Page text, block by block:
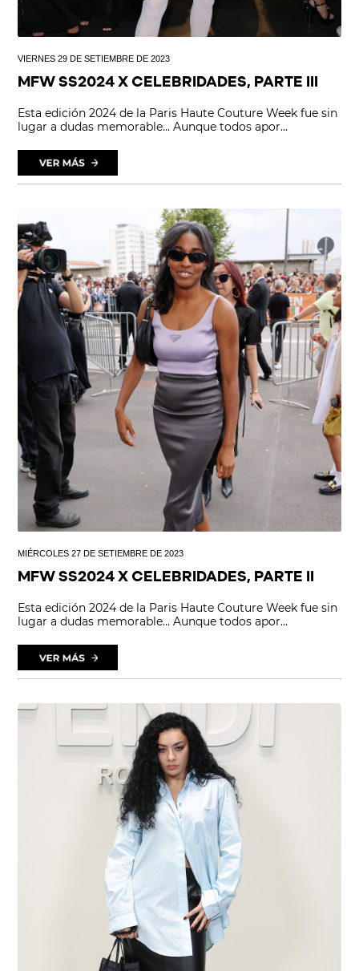
VIERNES 29 DE SETIEMBRE DE 2023
MFW SS2024 X CELEBRIDADES, PARTE III
Esta edición 2024 de la Paris Haute Couture Week fue sin
lugar a dudas memorable… Aunque todos apor...
MIÉRCOLES 27 DE SETIEMBRE DE 2023
MFW SS2024 X CELEBRIDADES, PARTE II
Esta edición 2024 de la Paris Haute Couture Week fue sin
lugar a dudas memorable… Aunque todos apor...